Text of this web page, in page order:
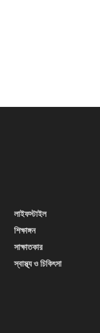
লাইফস্টাইল
শিক্ষাঙ্গন
সাক্ষাতকার
স্বাস্থ্য ও চিকিৎসা